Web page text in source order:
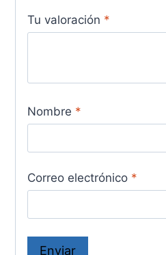
Tu valoración *
Nombre *
Correo electrónico *